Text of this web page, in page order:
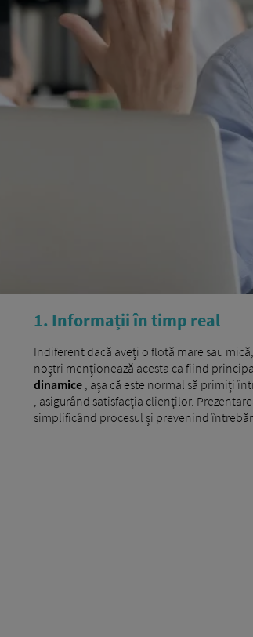
1. Informații în timp real
Indiferent dacă aveți o flotă mare sau
noștri menționează acesta ca fiind
dinamice, așa că este normal să primiți
, asigurând satisfacția clienților.
simplificând procesul și prevenind